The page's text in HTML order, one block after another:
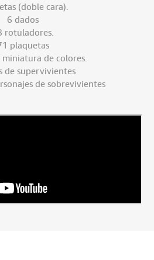
(doble cara).
6 dados
rotuladores.
plaquetas
miniatura de colores.
de supervivientes
de sobrevivientes